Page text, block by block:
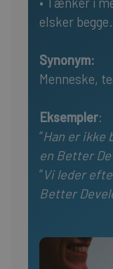
elsker begge.
Synonym:
Menneske,
Eksempler:
“Han er ikke
en Better
“Vi leder
Better